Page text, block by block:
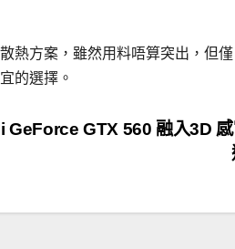
熱方案，雖然用料唔算突出，但
的選擇。
GeForce GTX 560 融入3D